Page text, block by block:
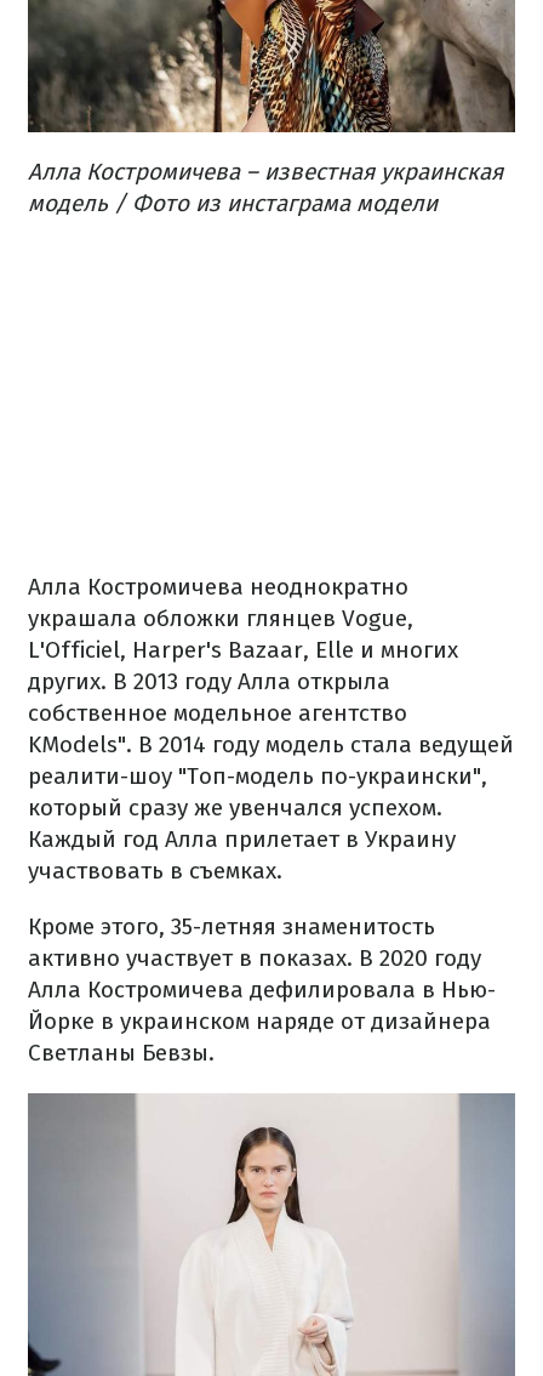
Алла Костромичева – известная украинская
модель / Фото из инстаграма модели
Алла Костромичева неоднократно
украшала обложки глянцев Vogue,
L'Officiel, Harper's Bazaar, Elle и многих
других. В 2013 году Алла открыла
собственное модельное агентство
KModels". В 2014 году модель стала ведущей
реалити-шоу "Топ-модель по-украински",
который сразу же увенчался успехом.
Каждый год Алла прилетает в Украину
участвовать в съемках.
Кроме этого, 35-летняя знаменитость
активно участвует в показах. В 2020 году
Алла Костромичева дефилировала в Нью-
Йорке в украинском наряде от дизайнера
Светланы Бевзы.